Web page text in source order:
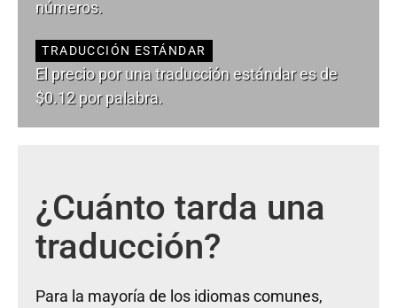
números.
TRADUCCIÓN ESTÁNDAR
El precio por una traducción estándar es de
$0.12 por palabra.
¿Cuánto tarda una
traducción?
Para la mayoría de los idiomas comunes,